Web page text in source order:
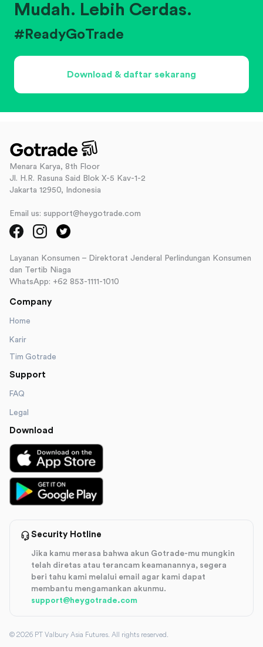
Mudah. Lebih Cerdas.
#ReadyGoTrade
Download & daftar sekarang
Menara Karya, 8th Floor
Jl. H.R. Rasuna Said Blok X-5 Kav-1-2
Jakarta 12950, Indonesia
Email us: support@heygotrade.com
Layanan Konsumen – Direktorat Jenderal Perlindungan Konsumen
dan Tertib Niaga
WhatsApp: +62 853-1111-1010
Company
Home
Karir
Tim Gotrade
Support
FAQ
Legal
Download
Security Hotline
Jika kamu merasa bahwa akun Gotrade-mu mungkin
telah diretas atau terancam keamanannya, segera
beri tahu kami melalui email agar kami dapat
membantu mengamankan akunmu.
support@heygotrade.com
© 2026 PT Valbury Asia Futures. All rights reserved.